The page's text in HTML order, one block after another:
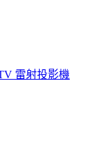
雷射投影機